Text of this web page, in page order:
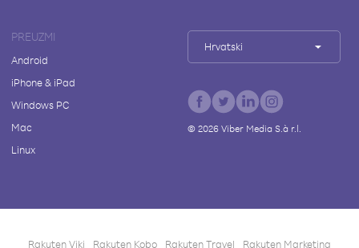
PREUZMI
Android
iPhone & iPad
Windows PC
Mac
Linux
Hrvatski
© 2026Viber Media S.à r.l.
Rakuten Viki Rakuten Kobo Rakuten Travel Rakuten Marketing